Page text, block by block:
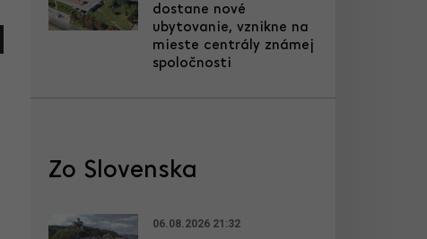
dostane nové
ubytovanie, vznikne na
mieste centrály známej
spoločnosti
Zo Slovenska
06.08.2026 21:32